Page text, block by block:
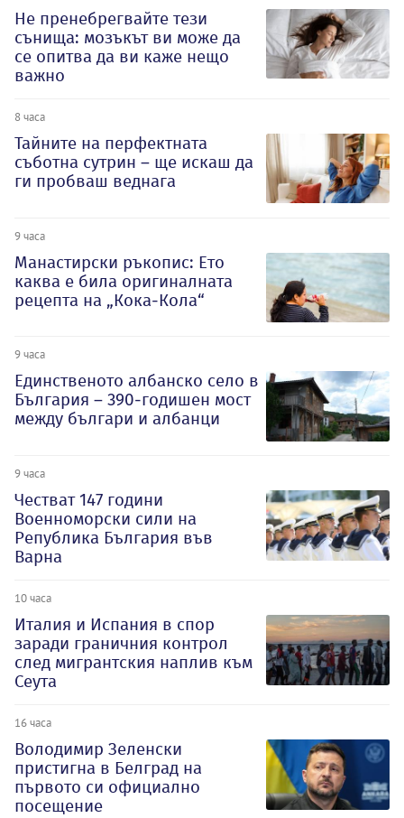
Не пренебрегвайте тези
сънища: мозъкът ви може да
се опитва да ви каже нещо
важно
8 часа
Тайните на перфектната
съботна сутрин – ще искаш да
ги пробваш веднага
9 часа
Манастирски ръкопис: Ето
каква е била оригиналната
рецепта на „Кока-Кола“
9 часа
Единственото албанско село в
България – 390-годишен мост
между българи и албанци
9 часа
Честват 147 години
Военноморски сили на
Република България във
Варна
10 часа
Италия и Испания в спор
заради граничния контрол
след мигрантския наплив към
Сеута
16 часа
Володимир Зеленски
пристигна в Белград на
първото си официално
посещение